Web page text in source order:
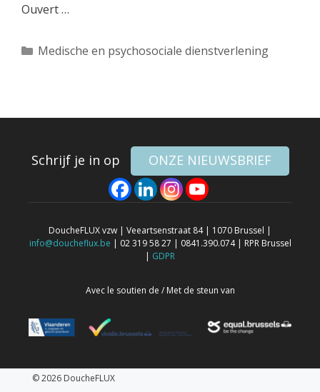
Ouvert …
Categorieën
Medische en psychosociale dienstverlening
Schrijf je in op ONZE NIEUWSBRIEF
DoucheFLUX vzw | Veeartsenstraat 84 | 1070 Brussel |
info@doucheflux.be | 02 319 58 27 | 0841.390.074 | RPR Brussel
| GDPR
Avec le soutien de / Met de steun van
© 2026 DoucheFLUX